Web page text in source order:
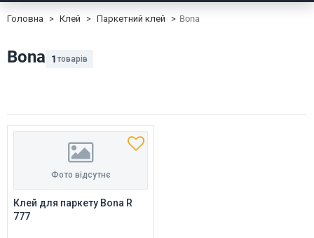
Головна Клей Паркетний клей Bona
Bona 1товарів
Фото відсутнє
Клей для паркету Bona R
777